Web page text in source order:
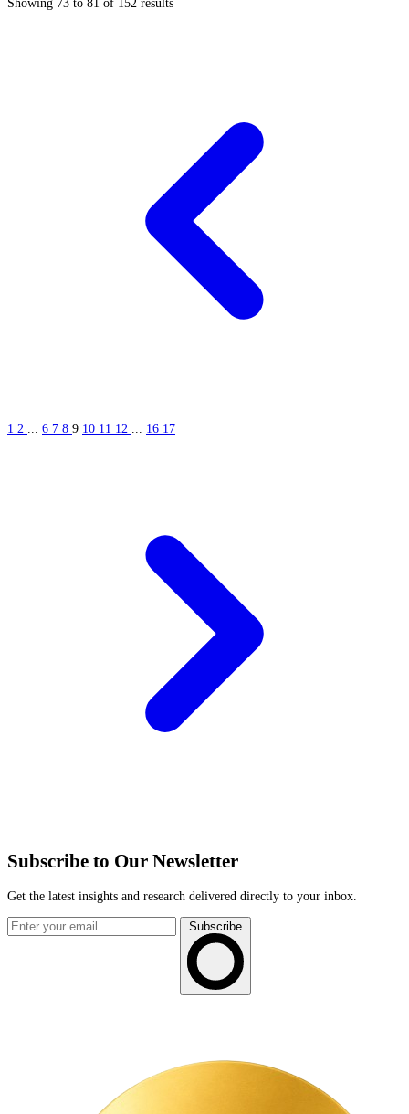
Showing 73 to 81 of 152 results
1 2 6 7 8 9 10 11 12 16 17
Subscribe to Our Newsletter
Get the latest insights and research delivered directly to your inbox.
Subscribe